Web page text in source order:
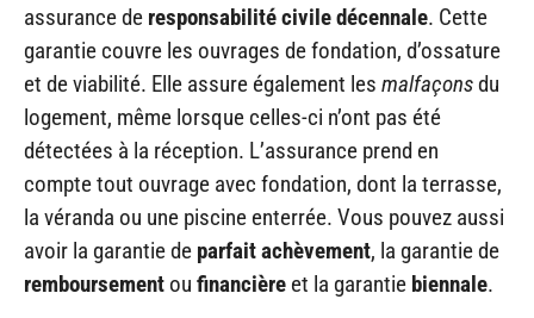
assurance de responsabilité civile décennale. Cette
garantie couvre les ouvrages de fondation, d’ossature
et de viabilité. Elle assure également les malfaçonsdu
logement, même lorsque celles-ci n’ont pas été
détectées à la réception. L’assurance prend en
compte tout ouvrage avec fondation, dont la terrasse,
la véranda ou une piscine enterrée. Vous pouvez aussi
avoir la garantie de parfait achèvement, la garantie de
remboursement ou financière et la garantie biennale.